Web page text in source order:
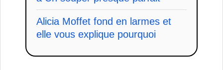
Alicia Moffet fond en larmes et
elle vous explique pourquoi